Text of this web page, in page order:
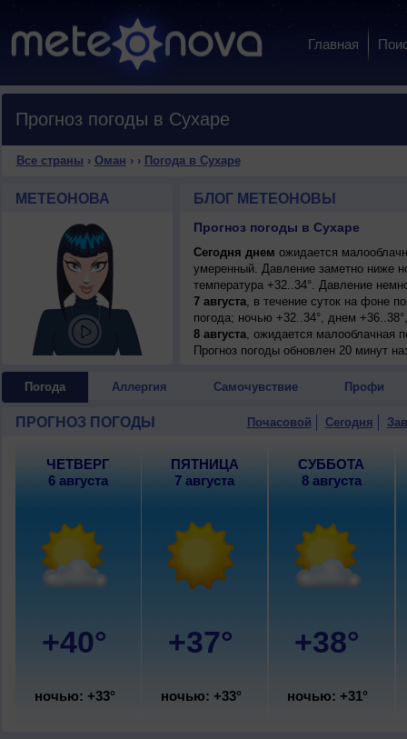
Главная
Прогноз погоды в Сухаре
Все страны › Оман › › Погода в Сухаре
МЕТЕОНОВА БЛОГ МЕТЕОНОВЫ
Прогноз погоды в Сухаре
Сегодня днем ожидается
умеренный. Давление заметно ниже
температура +32..34°. Давление
7 августа, в течение суток на фоне
погода; ночью +32..34°, днем
8 августа, ожидается малооблачная
восточный, умеренный.
погода; ночью +31..33°, днем
восточный, умеренный.
Прогноз погоды обновлен 20 минут
Погода Аллергия Самочувствие Профи
ПРОГНОЗ ПОГОДЫ Почасовой Сегодня
ЧЕТВЕРГ
6 августа
+40°
ночью: +33°
ПЯТНИЦА
7 августа
+37°
ночью: +33°
СУББОТА
8 августа
+38°
ночью: +31°